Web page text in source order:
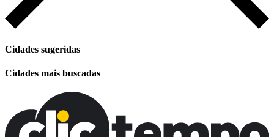
Cidades sugeridas
Cidades mais buscadas